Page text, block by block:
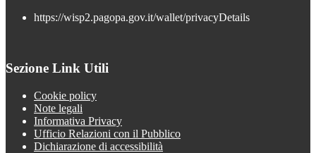
https://wisp2.pagopa.gov.it/wallet/privacyDetails
Sezione Link Utili
Cookie policy
Note legali
Informativa Privacy
Ufficio Relazioni con il Pubblico
Dichiarazione di accessibilità